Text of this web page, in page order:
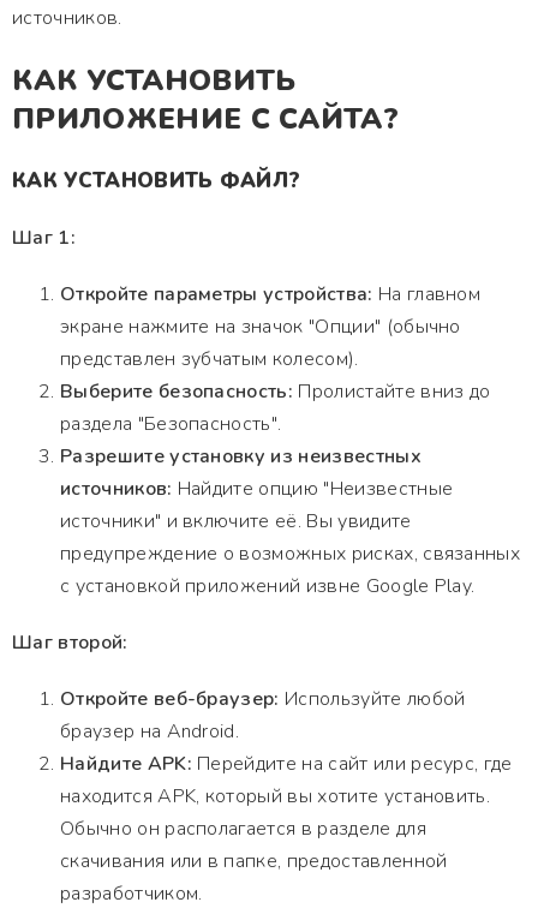
источников.
КАК УСТАНОВИТЬ
ПРИЛОЖЕНИЕ С САЙТА?
КАК УСТАНОВИТЬ ФАЙЛ?
Шаг 1:
Откройте параметры устройства: На главном
экране нажмите на значок "Опции" (обычно
представлен зубчатым колесом).
Выберите безопасность: Пролистайте вниз до
раздела "Безопасность".
Разрешите установку из неизвестных
источников: Найдите опцию "Неизвестные
источники" и включите её. Вы увидите
предупреждение о возможных рисках, связанных
с установкой приложений извне Google Play.
Шаг второй:
Откройте веб-браузер: Используйте любой
браузер на Android.
Найдите APK: Перейдите на сайт или ресурс, где
находится APK, который вы хотите установить.
Обычно он располагается в разделе для
скачивания или в папке, предоставленной
разработчиком.